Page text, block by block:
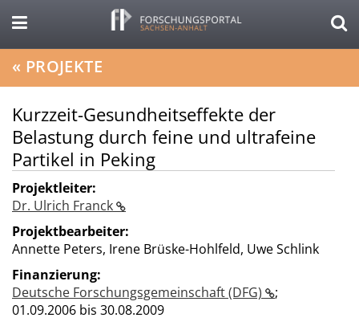
« PROJEKTE
Kurzzeit-Gesundheitseffekte der
Belastung durch feine und ultrafeine
Partikel in Peking
Projektleiter:
Dr. Ulrich Franck
Projektbearbeiter:
Annette Peters, Irene Brüske-Hohlfeld, Uwe Schlink
Finanzierung:
Deutsche Forschungsgemeinschaft (DFG)
;
01.09.2006 bis 30.08.2009